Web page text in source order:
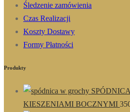
Śledzenie zamówienia
Czas Realizacji
Koszty Dostawy
Formy Płatności
Produkty
KIESZENIAMI BOCZNYMI